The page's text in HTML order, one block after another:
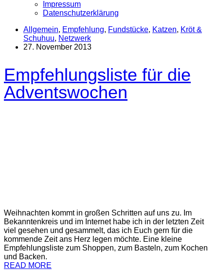
Impressum
Datenschutzerklärung
Allgemein, Empfehlung, Fundstücke, Katzen, Kröt &
Schuhuu, Netzwerk
27. November 2013
Empfehlungsliste für die
Adventswochen
Weihnachten kommt in großen Schritten auf uns zu. Im
Bekanntenkreis und im Internet habe ich in der letzten Zeit
viel gesehen und gesammelt, das ich Euch gern für die
kommende Zeit ans Herz legen möchte. Eine kleine
Empfehlungsliste zum Shoppen, zum Basteln, zum Kochen
und Backen.
READ MORE